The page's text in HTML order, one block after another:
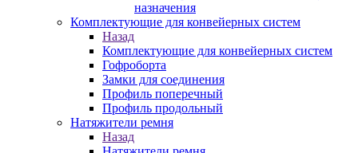
назначения
Комплектующие для конвейерных систем
Назад
Комплектующие для конвейерных систем
Гофроборта
Замки для соединения
Профиль поперечный
Профиль продольный
Натяжители ремня
Назад